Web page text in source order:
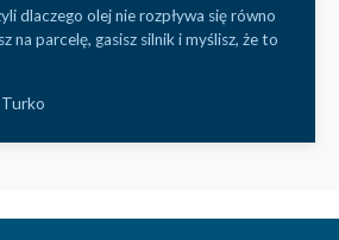
dlaczego olej nie rozpływa się równo
na parcelę, gasisz silnik i myślisz, że to